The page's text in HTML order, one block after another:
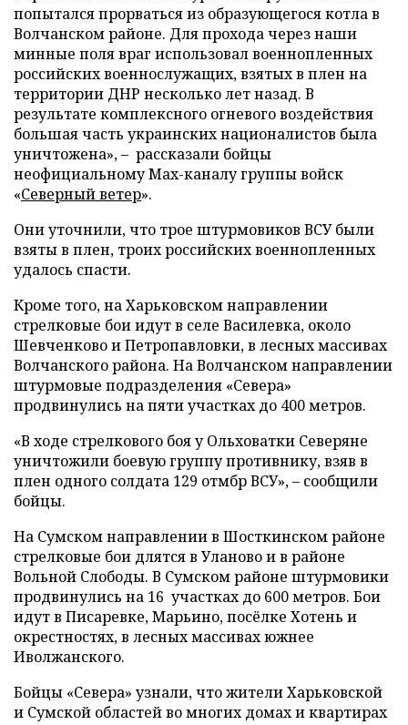
попытался прорваться из образующегося котла в
Волчанском районе. Для прохода через наши
минные поля враг использовал военнопленных
российских военнослужащих, взятых в плен на
территории ДНР несколько лет назад. В
результате комплексного огневого воздействия
большая часть украинских националистов была
уничтожена», – рассказали бойцы
неофициальному Max-каналу группы войск
«Северный ветер».
Они уточнили, что трое штурмовиков ВСУ были
взяты в плен, троих российских военнопленных
удалось спасти.
Кроме того, на Харьковском направлении
стрелковые бои идут в селе Василевка, около
Шевченково и Петропавловки, в лесных массивах
Волчанского района. На Волчанском направлении
штурмовые подразделения «Севера»
продвинулись на пяти участках до 400 метров.
«В ходе стрелкового боя у Ольховатки Северяне
уничтожили боевую группу противнику, взяв в
плен одного солдата 129 отмбр ВСУ», – сообщили
бойцы.
На Сумском направлении в Шосткинском районе
стрелковые бои длятся в Уланово и в районе
Вольной Слободы. В Сумском районе штурмовики
продвинулись на 16 участках до 600 метров. Бои
идут в Писаревке, Марьино, посёлке Хотень и
окрестностях, в лесных массивах южнее
Иволжанского.
Бойцы «Севера» узнали, что жители Харьковской
и Сумской областей во многих домах и квартирах